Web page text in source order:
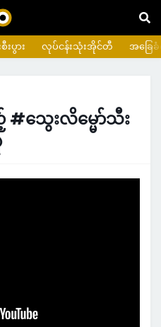
းပွား လုပ်ငန်းသုံးအိုင်တီ အခြေ
သွေးလိမ္မော်သီး